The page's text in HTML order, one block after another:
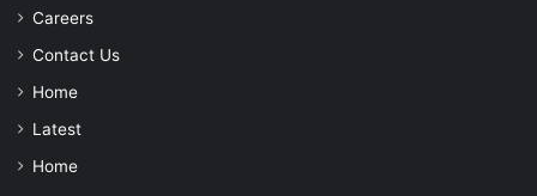
Careers
Contact Us
Home
Latest
Home